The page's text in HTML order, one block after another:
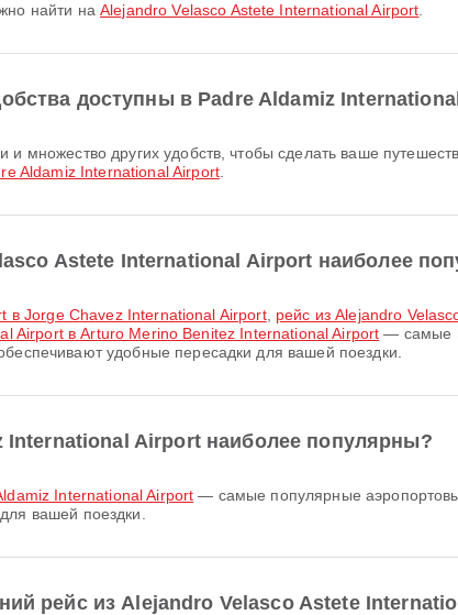
найти на Alejandro Velasco Astete International Airport
доступны в Padre Aldamiz
Aldamiz International Airport.
Astete International Airport наиболее
в Jorge Chavez International Airport, рейс из Alejandro
Airport в Arturo Merino Benitez International Airport — самые
удобные пересадки для вашей поездки.
Airport наиболее популярны?
International Airport — самые популярные
вашей поездки.
рейс из Alejandro Velasco Astete